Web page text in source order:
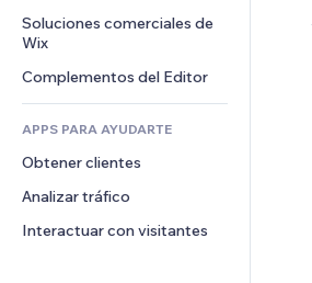
Crowdfunding
Alimentos y bebidas
Noticias
Servicios de contenido
Efectos de texto
Banners e insignias
Calculadoras
Buscar
Teléfono
Comunidad
Reseñas y testimonios
Soluciones comerciales de
Wix
Complementos del Editor
APPS PARA AYUDARTE
Obtener clientes
Analizar tráfico
Interactuar con visitantes